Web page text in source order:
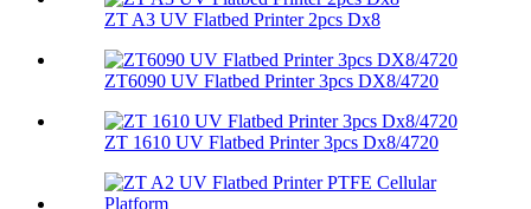
ZT A3 UV Flatbed Printer 2pcs Dx8
ZT6090 UV Flatbed Printer 3pcs DX8/4720
ZT 1610 UV Flatbed Printer 3pcs Dx8/4720